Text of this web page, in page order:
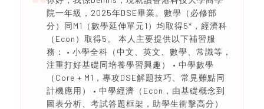
院一年級，2025年DSE畢業。數學（必修部
分）同M1（數學延伸單元1）均取得5*，經濟科
（Econ）取得5。 本人主要提供以下補習服
務： • 小學全科（中文、英文、數學、常識等，
注重打好基礎同培養學習興趣） • 中學數學
（Core + M1，專攻DSE解題技巧、常見難點同
計機應用） • 中學經濟（Econ，由基礎概念到
圖表分析、考試答題框架，助學生衝擊高分）